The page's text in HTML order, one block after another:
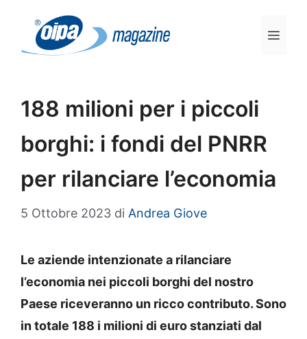
contenuto
188 milioni per i piccoli
borghi: i fondi del PNRR
per rilanciare l’economia
5 Ottobre 2023 di Andrea Giove
Le aziende intenzionate a rilanciare
l’economia nei piccoli borghi del nostro
Paese riceveranno un ricco contributo. Sono
in totale 188 i milioni di euro stanziati dal